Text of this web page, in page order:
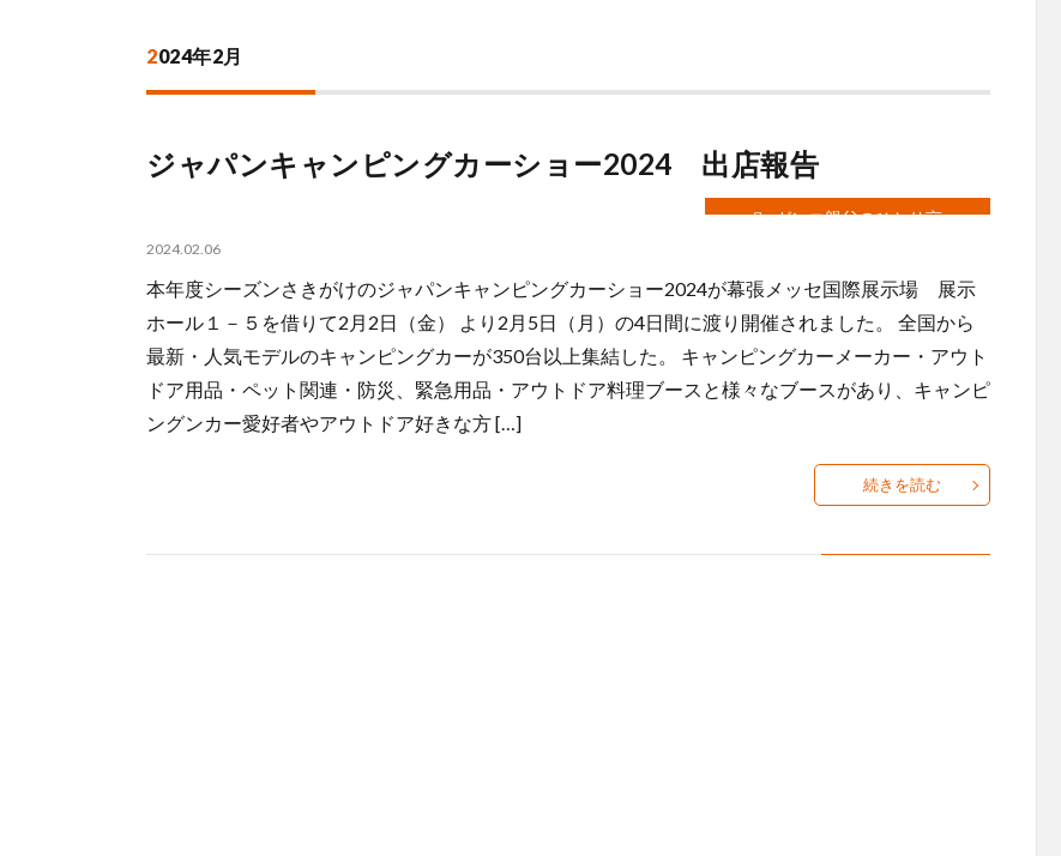
2024年2月
ジャパンキャンピングカーショー2024 出店報告
ガンコ親父のひとり言
2024.02.06
本年度シーズンさきがけのジャパンキャンピングカーショー2024が幕張メッセ国際展示場 展示
ホール１－５を借りて2月2日（金） より2月5日（月）の4日間に渡り開催されました。 全国から
最新・人気モデルのキャンピングカーが350台以上集結した。 キャンピングカーメーカー・アウト
ドア用品・ペット関連・防災、緊急用品・アウトドア料理ブースと様々なブースがあり、キャンピ
ングンカー愛好者やアウトドア好きな方 […]
続きを読む